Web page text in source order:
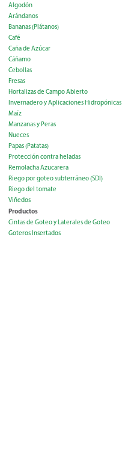
Algodón
Arándanos
Bananas (Plátanos)
Café
Caña de Azúcar
Cáñamo
Cebollas
Fresas
Hortalizas de Campo Abierto
Invernadero y Aplicaciones Hidropónicas
Maíz
Manzanas y Peras
Nueces
Papas (Patatas)
Protección contra heladas
Remolacha Azucarera
Riego por goteo subterráneo (SDI)
Riego del tomate
Viñedos
Productos
Cintas de Goteo y Laterales de Goteo
Goteros Insertados